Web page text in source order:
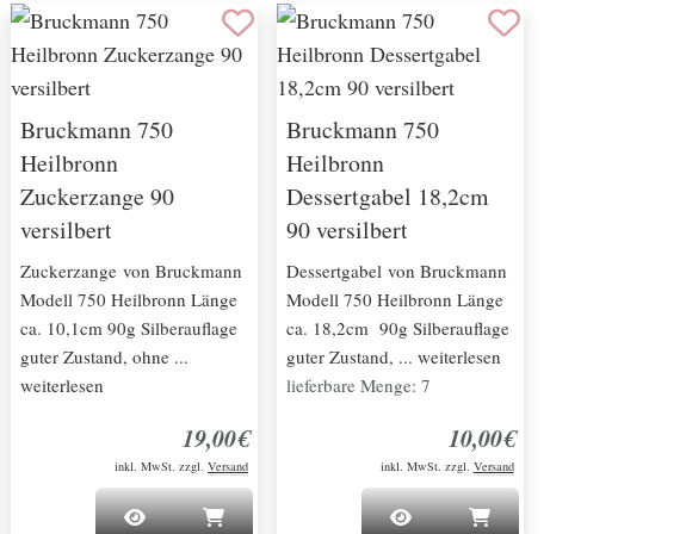
Bruckmann 750
Heilbronn
Zuckerzange 90
versilbert
Zuckerzange von Bruckmann
Modell 750 Heilbronn Länge
ca. 10,1cm 90g Silberauflage
guter Zustand, ohne ...
weiterlesen
19,00€
inkl. MwSt. zzgl. Versand
Bruckmann 750
Heilbronn
Dessertgabel 18,2cm
90 versilbert
Dessertgabel von Bruckmann
Modell 750 Heilbronn Länge
ca. 18,2cm 90g Silberauflage
guter Zustand, ... weiterlesen
lieferbare Menge: 7
10,00€
inkl. MwSt. zzgl. Versand